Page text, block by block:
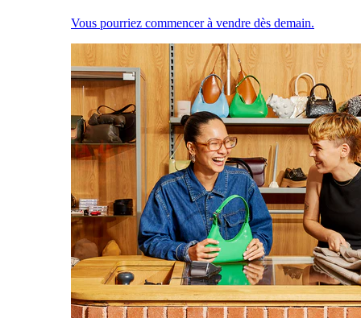
Vous pourriez commencer à vendre dès demain.